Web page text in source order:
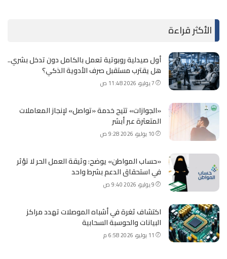
الأكثر قراءة
أول صيدلية روبوتية تعمل بالكامل دون تدخل بشري..
هل يقترب مستقبل صرف الأدوية الذكي؟
7 يوليو، 2026 11:48 ص
«الجوازات» تتيح خدمة «تواصل» لإنجاز المعاملات
المتعثرة عبر أبشر
10 يوليو، 2026 9:28 ص
«حساب المواطن» يوضح: وثيقة العمل الحر لا تؤثر
في استحقاق الدعم بشرط واحد
9 يوليو، 2026 9:40 ص
اكتشاف ثغرة في أشباه الموصلات تهدد مراكز
البيانات والحوسبة السحابية
11 يوليو، 2026 6:58 م